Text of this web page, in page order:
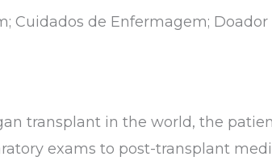
Cuidados de Enfermagem; Doador
transplant in the world, the
exams to post-transplant